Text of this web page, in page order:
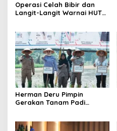
Operasi Celah Bibir dan
Langit-Langit Warnai HUT
Herman Deru Pimpin
Gerakan Tanam Padi
Juta Ton